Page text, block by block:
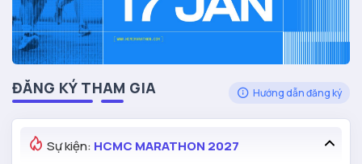
ĐĂNG KÝ THAM GIA Hướng dẫn đăng ký
Sự kiện: HCMC MARATHON 2027